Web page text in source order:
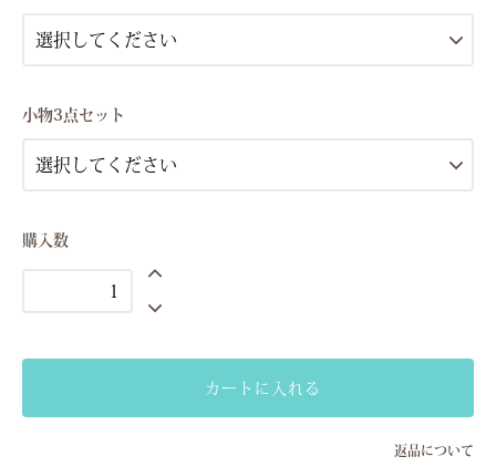
Sサイズ(7号）
Mサイズ(9号）
小物3点セット
購入数
カートに入れる
返品について